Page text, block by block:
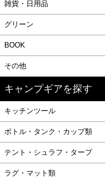
雑貨・日用品
グリーン
BOOK
その他
キャンプギアを探す
キッチンツール
ボトル・タンク・カップ類
テント・シュラフ・タープ
ラグ・マット類